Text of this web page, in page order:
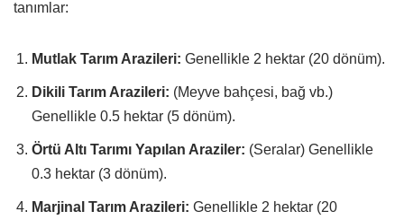
tanımlar:
Mutlak Tarım Arazileri: Genellikle 2 hektar (20 dönüm).
Dikili Tarım Arazileri: (Meyve bahçesi, bağ vb.)
Genellikle 0.5 hektar (5 dönüm).
Örtü Altı Tarımı Yapılan Araziler: (Seralar) Genellikle
0.3 hektar (3 dönüm).
Marjinal Tarım Arazileri: Genellikle 2 hektar (20